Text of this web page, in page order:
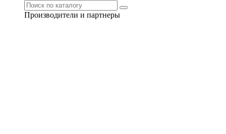
Производители и партнеры